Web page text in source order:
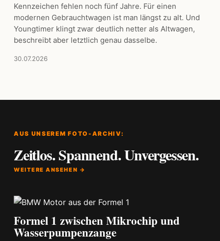
Kennzeichen fehlen noch fünf Jahre. Für einen
modernen Gebrauchtwagen ist man längst zu alt. Und
Youngtimer klingt zwar deutlich netter als Altwagen,
beschreibt aber letztlich genau dasselbe.
30.07.2026
AUS UNSEREM FOTO-ARCHIV:
Zeitlos. Spannend. Unvergessen.
WEITERE ANSEHEN →
Formel 1 zwischen Mikrochip und
Wasserpumpenzange